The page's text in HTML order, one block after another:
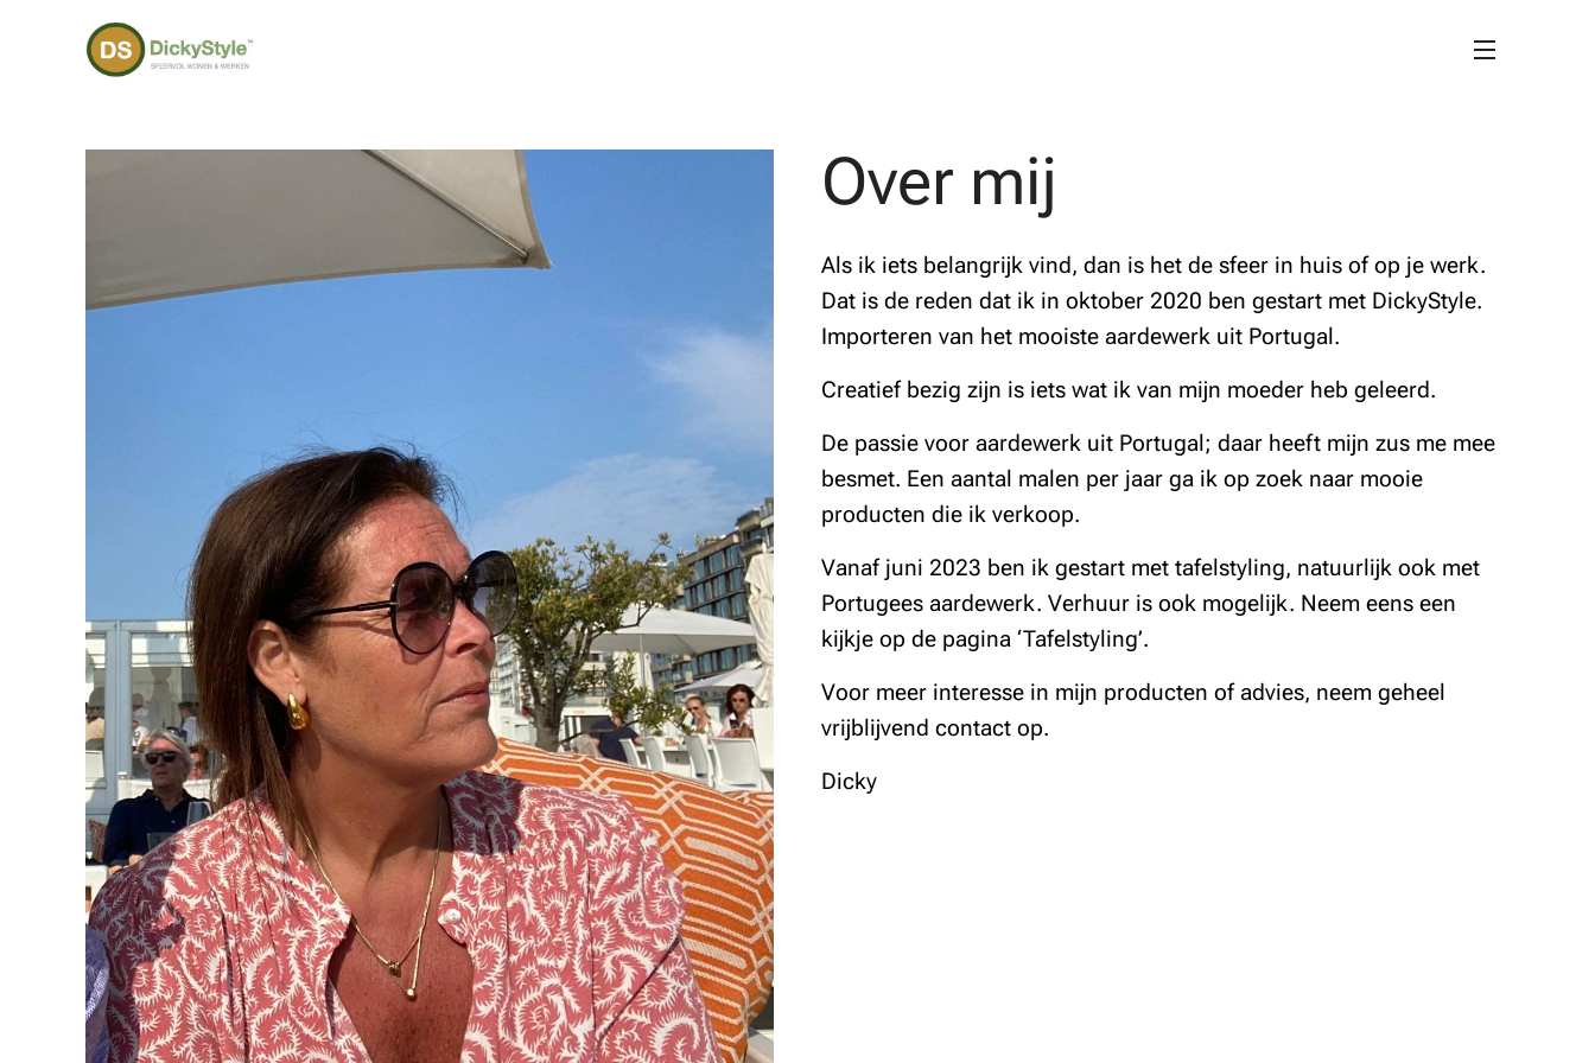
Over mij
Als ik iets belangrijk vind, dan is het de sfeer in huis of op je werk.
Dat is de reden dat ik in oktober 2020 ben gestart met DickyStyle.
Importeren van het mooiste aardewerk uit Portugal.
Creatief bezig zijn is iets wat ik van mijn moeder heb geleerd.
De passie voor aardewerk uit Portugal; daar heeft mijn zus me mee
besmet. Een aantal malen per jaar ga ik op zoek naar mooie
producten die ik verkoop.
Vanaf juni 2023 ben ik gestart met tafelstyling, natuurlijk ook met
Portugees aardewerk. Verhuur is ook mogelijk. Neem eens een
kijkje op de pagina ‘Tafelstyling’.
Voor meer interesse in mijn producten of advies, neem geheel
vrijblijvend contact op.
Dicky